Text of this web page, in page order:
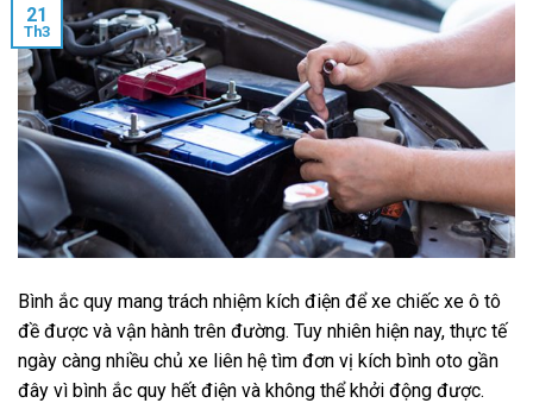
21
Th3
Bình ắc quy mang trách nhiệm kích điện để xe chiếc xe ô tô
đề được và vận hành trên đường. Tuy nhiên hiện nay, thực tế
ngày càng nhiều chủ xe liên hệ tìm đơn vị kích bình oto gần
đây vì bình ắc quy hết điện và không thể khởi động được.